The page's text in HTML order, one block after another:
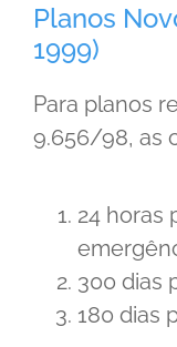
Planos
1999)
Para planos
9.656/98, as
24 horas
300 dias
180 dias